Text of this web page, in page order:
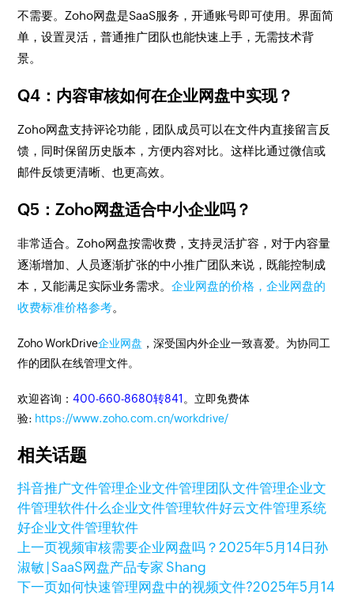
不需要。Zoho网盘是SaaS服务，开通账号即可使用。界面简
单，设置灵活，普通推广团队也能快速上手，无需技术背
景。
Q4：内容审核如何在企业网盘中实现？
Zoho网盘支持评论功能，团队成员可以在文件内直接留言反
馈，同时保留历史版本，方便内容对比。这样比通过微信或
邮件反馈更清晰、也更高效。
Q5：Zoho网盘适合中小企业吗？
非常适合。Zoho网盘按需收费，支持灵活扩容，对于内容量
逐渐增加、人员逐渐扩张的中小推广团队来说，既能控制成
本，又能满足实际业务需求。企业网盘的价格，企业网盘的
收费标准价格参考。
Zoho WorkDrive企业网盘 ，深受国内外企业一致喜爱。为协同工
作的团队在线管理文件。
欢迎咨询：400-660-8680转841 。立即免费体
验: https://www.zoho.com.cn/workdrive/
相关话题
抖音推广文件管理企业文件管理团队文件管理企业文
件管理软件什么企业文件管理软件好云文件管理系统
好企业文件管理软件
上一页视频审核需要企业网盘吗？2025年5月14日孙
淑敏 | SaaS网盘产品专家 Shang
下一页如何快速管理网盘中的视频文件?2025年5月14